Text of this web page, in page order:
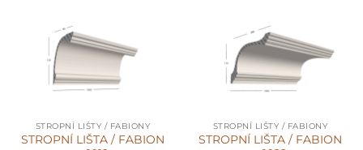
STROPNÍ LIŠTY / FABIONY
STROPNÍ LIŠTA / FABION
STROPNÍ LIŠTY / FABIONY
STROPNÍ LIŠTA / FABION